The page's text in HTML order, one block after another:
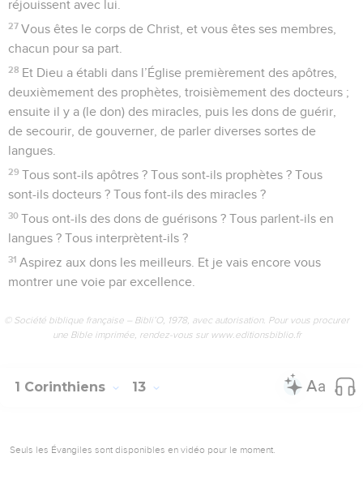
réjouissent avec lui.
27 Vous êtes le corps de Christ, et vous êtes ses membres,
chacun pour sa part.
28 Et Dieu a établi dans l’Église premièrement des apôtres,
deuxièmement des prophètes, troisièmement des docteurs ;
ensuite il y a (le don) des miracles, puis les dons de guérir,
de secourir, de gouverner, de parler diverses sortes de
langues.
29 Tous sont-ils apôtres ? Tous sont-ils prophètes ? Tous
sont-ils docteurs ? Tous font-ils des miracles ?
30 Tous ont-ils des dons de guérisons ? Tous parlent-ils en
langues ? Tous interprètent-ils ?
31 Aspirez aux dons les meilleurs. Et je vais encore vous
montrer une voie par excellence.
© Société biblique française – Bibli’O, 1978, avec autorisation. Pour vous procurer
une Bible imprimée, rendez-vous sur www.editionsbiblio.fr
1 Corinthiens 13
Seuls les Évangiles sont disponibles en vidéo pour le moment.